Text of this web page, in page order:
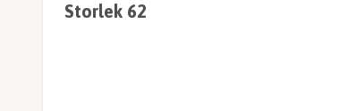
Storlek 62